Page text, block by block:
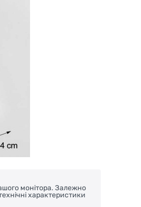
монітора. Залежно
характеристики